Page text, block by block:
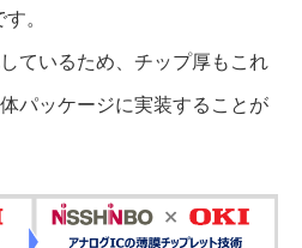
。
ているため、チップ厚もこれ
パッケージに実装することが